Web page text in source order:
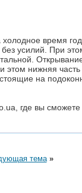
время
усилий. При
нижняя
на
где вы сможете
тема »